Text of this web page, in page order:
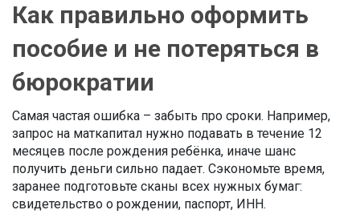
Как правильно оформить
пособие и не потеряться в
бюрократии
Самая частая ошибка – забыть про сроки. Например,
запрос на маткапитал нужно подавать в течение 12
месяцев после рождения ребёнка, иначе шанс
получить деньги сильно падает. Сэкономьте время,
заранее подготовьте сканы всех нужных бумаг:
свидетельство о рождении, паспорт, ИНН.